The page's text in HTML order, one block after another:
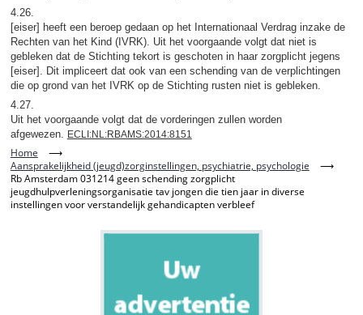
4.26.
[eiser] heeft een beroep gedaan op het Internationaal Verdrag inzake de
Rechten van het Kind (IVRK). Uit het voorgaande volgt dat niet is
gebleken dat de Stichting tekort is geschoten in haar zorgplicht jegens
[eiser]. Dit impliceert dat ook van een schending van de verplichtingen
die op grond van het IVRK op de Stichting rusten niet is gebleken.
4.27.
Uit het voorgaande volgt dat de vorderingen zullen worden
afgewezen.
ECLI:NL:RBAMS:2014:8151
Home
⟶
Aansprakelijkheid (jeugd)zorginstellingen, psychiatrie, psychologie
⟶
Rb Amsterdam 031214 geen schending zorgplicht
jeugdhulpverleningsorganisatie tav jongen die tien jaar in diverse
instellingen voor verstandelijk gehandicapten verbleef